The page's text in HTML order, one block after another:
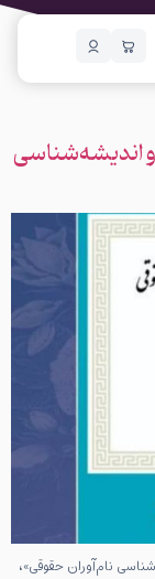
نام‌آوران حقوقی»،